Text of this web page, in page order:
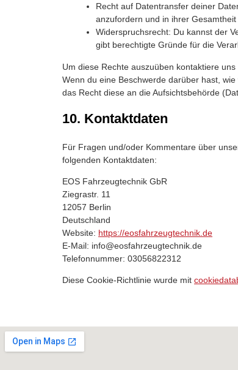
Recht auf Datentransfer deiner
anzufordern und in ihrer
Widerspruchsrecht: Du kannst der
gibt berechtigte Gründe für die
Um diese Rechte auszuüben kontaktiere
Wenn du eine Beschwerde darüber hast,
das Recht diese an die Aufsichtsbehörde
10. Kontaktdaten
Für Fragen und/oder Kommentare über
folgenden Kontaktdaten:
EOS Fahrzeugtechnik GbR
Ziegrastr. 11
12057 Berlin
Deutschland
Website: https://eosfahrzeugtechnik.de
E-Mail: info@eosfahrzeugtechnik.de
Telefonnummer: 03056822312
Diese Cookie-Richtlinie wurde mit